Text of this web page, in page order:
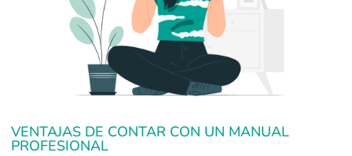
VENTAJAS DE CONTAR CON UN MANUAL
PROFESIONAL